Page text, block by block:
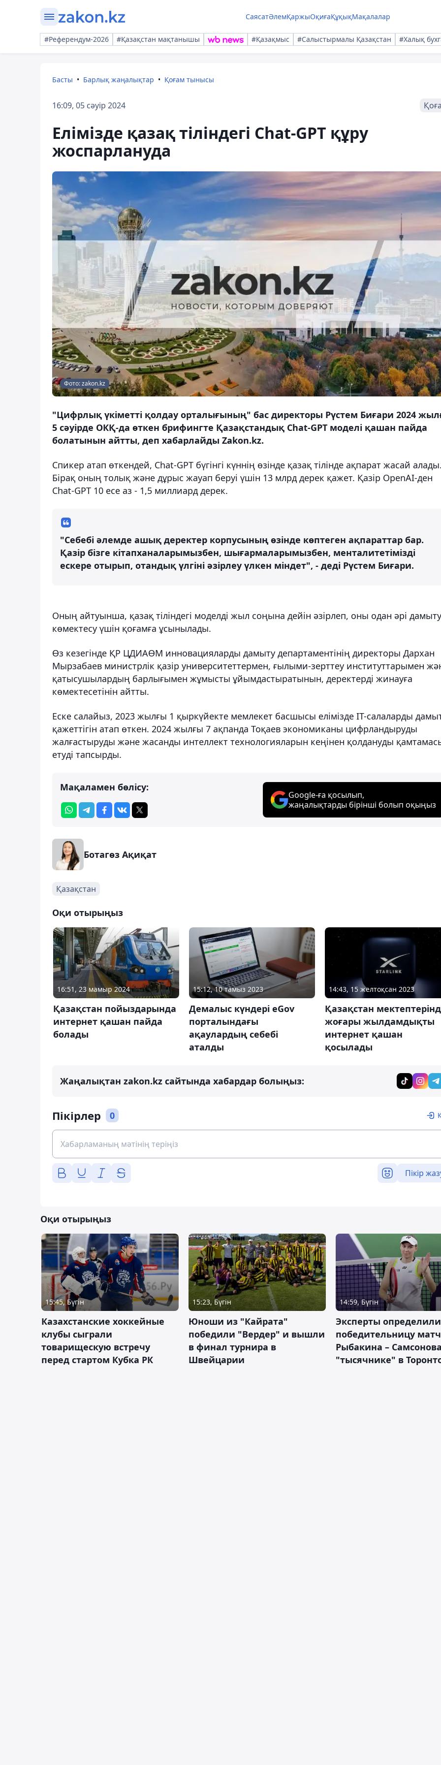
СаясатӘлемҚаржыОқиғаҚұқықМақалалар
#Референдум-2026 #Қазақстан мақтанышы #Қазақмыс #Салыстырмалы Қазақстан #Халық
Басты Барлық жаңалықтар Қоғам тынысы
16:09, 05 сәуір 2024
Елімізде қазақ тіліндегі Chat-GPT құру
жоспарлануда
Фото: zakon.kz
"Цифрлық үкіметті қолдау орталығының" бас директоры Рүстем Биғари 2024
5 сәуірде ОКҚ-да өткен брифингте Қазақстандық Chat-GPT моделі қашан пайда
болатынын айтты, деп хабарлайды Zakon.kz.
Спикер атап өткендей, Chat-GPT бүгінгі күннің өзінде қазақ тілінде ақпарат жасай
Бірақ оның толық және дұрыс жауап беруі үшін 13 млрд дерек қажет. Қазір OpenAI-ден
Chat-GPT 10 есе аз - 1,5 миллиард дерек.
"Себебі әлемде ашық деректер корпусының өзінде көптеген ақпараттар бар.
Қазір бізге кітапханаларымызбен, шығармаларымызбен, менталитетімізді
ескере отырып, отандық үлгіні әзірлеу үлкен міндет", - деді Рүстем Биғари.
Оның айтуынша, қазақ тіліндегі моделді жыл соңына дейін әзірлеп, оны одан әрі
көмектесу үшін қоғамға ұсынылады.
Өз кезегінде ҚР ЦДИАӨМ инновацияларды дамыту департаментінің директоры Дархан
Мырзабаев министрлік қазір университеттермен, ғылыми-зерттеу институттарымен
қатысушылардың барлығымен жұмысты ұйымдастыратынын, деректерді жинауға
көмектесетінін айтты.
Еске салайыз, 2023 жылғы 1 қыркүйекте мемлекет басшысы елімізде IT-салаларды
қажеттігін атап өткен. 2024 жылғы 7 ақпанда Тоқаев экономиканы цифрландыруды
жалғастыруды және жасанды интеллект технологияларын кеңінен қолдануды
етуді тапсырды.
Мақаламен бөлісу:
Google-ға қосылып,
жаңалықтарды бірінші болып оқыңыз
Ботагөз Ақиқат
Қазақстан
Оқи отырыңыз
16:51, 23 мамыр 2024
Қазақстан пойыздарында
интернет қашан пайда
болады
15:12, 10 тамыз 2023
Демалыс күндері eGov
порталындағы
ақаулардың себебі
аталды
14:43, 15 желтоқсан 2023
Қазақстан
жоғары жылдамдықты
интернет қашан
қосылады
Жаңалықтан zakon.kz сайтында хабардар болыңыз:
Пікірлер 0
Пікір
Оқи отырыңыз
15:45, Бүгін
Казахстанские хоккейные
клубы сыграли
товарищескую встречу
перед стартом Кубка РК
15:23, Бүгін
Юноши из "Кайрата"
победили "Вердер" и вышли
в финал турнира в
Швейцарии
14:59, Бүгін
Эксперты определили
победительницу
Рыбакина –
"тысячнике" в